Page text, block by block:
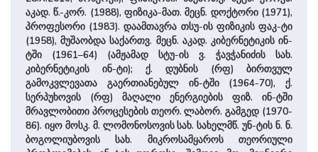
აკად. წ.-კორ. (1988), ფიზიკა-მათ. მეცნ. დოქტორი (1971),
პროფესორი (1983). დაამთავრა თსუ-ის ფიზიკის ფაკ-ტი
(1958), მუშაობდა საქართვ. მეცნ. აკად. კიბერნეტიკის ინ-
ტში (1961–64) (ამჟამად სტუ-ის ვ. ჭავჭანიძის სახ.
კიბერნეტიკის ინ-ტი); ქ. დუბნის (რფ) ბირთვულ
გამოკვლევათა გაერთიანებულ ინ-ტში (1964-70), ქ.
სერპუხოვის (რფ) მაღალი ენერგიების ფიზ. ინ-ტში
მრავლობითი პროცესების თეორ. ლაბორ. გამგედ (1970-
86). იყო მოსკ. მ. ლომონოსოვის სახ. სახელმწ. უნ-ტის ნ. ნ.
ბოგოლიუბოვის სახ. მიკროსამყაროს თეორიული